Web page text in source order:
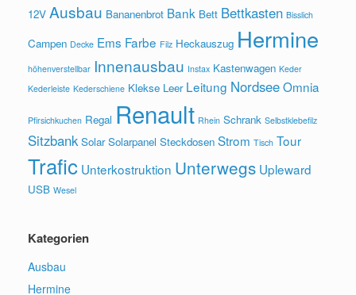
12V Ausbau Bananenbrot Bank Bett Bettkasten Bisslich
Campen Decke Ems Farbe Filz Heckauszug Hermine
höhenverstellbar Innenausbau Instax Kastenwagen Keder
Kederleiste Kederschiene Klekse Leer Leitung NordseeOmnia
Pfirsichkuchen Regal Renault Rhein Schrank Selbstklebefilz
Sitzbank Solar Solarpanel Steckdosen Strom Tisch Tour
Trafic Unterkostruktion Unterwegs Upleward
USB Wesel
Kategorien
Ausbau
Hermine